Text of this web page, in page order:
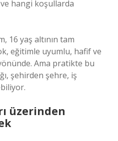
ve hangi koşullarda
16 yaş altının tam
eğitimle uyumlu, hafif ve
Ama pratikte bu
şehirden şehre, iş
üzerinden